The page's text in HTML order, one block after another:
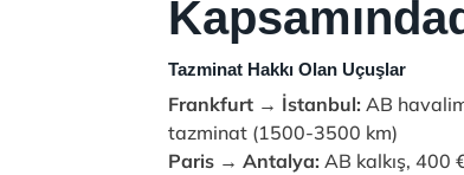
Tazminat Hakkı Olan Uçuşlar
Frankfurt → İstanbul: AB
tazminat (1500-3500 km)
Paris → Antalya: AB kalkış, 400